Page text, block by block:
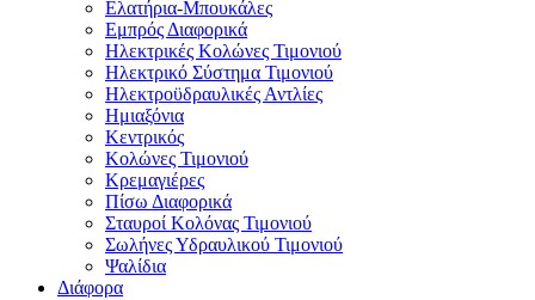
Ελατήρια-Μπουκάλες
Εμπρός Διαφορικά
Ηλεκτρικές Κολώνες Τιμονιού
Ηλεκτρικό Σύστημα Τιμονιού
Ηλεκτροϋδραυλικές Αντλίες
Ημιαξόνια
Κεντρικός
Κολώνες Τιμονιού
Κρεμαγιέρες
Πίσω Διαφορικά
Σταυροί Κολόνας Τιμονιού
Σωλήνες Υδραυλικού Τιμονιού
Ψαλίδια
Διάφορα